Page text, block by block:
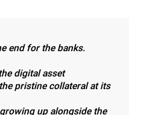
end for the banks.
digital asset
pristine collateral at its
up alongside the